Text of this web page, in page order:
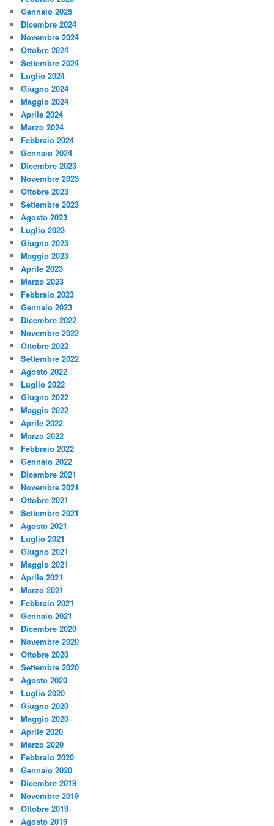
Gennaio 2025
Dicembre 2024
Novembre 2024
Ottobre 2024
Settembre 2024
Luglio 2024
Giugno 2024
Maggio 2024
Aprile 2024
Marzo 2024
Febbraio 2024
Gennaio 2024
Dicembre 2023
Novembre 2023
Ottobre 2023
Settembre 2023
Agosto 2023
Luglio 2023
Giugno 2023
Maggio 2023
Aprile 2023
Marzo 2023
Febbraio 2023
Gennaio 2023
Dicembre 2022
Novembre 2022
Ottobre 2022
Settembre 2022
Agosto 2022
Luglio 2022
Giugno 2022
Maggio 2022
Aprile 2022
Marzo 2022
Febbraio 2022
Gennaio 2022
Dicembre 2021
Novembre 2021
Ottobre 2021
Settembre 2021
Agosto 2021
Luglio 2021
Giugno 2021
Maggio 2021
Aprile 2021
Marzo 2021
Febbraio 2021
Gennaio 2021
Dicembre 2020
Novembre 2020
Ottobre 2020
Settembre 2020
Agosto 2020
Luglio 2020
Giugno 2020
Maggio 2020
Aprile 2020
Marzo 2020
Febbraio 2020
Gennaio 2020
Dicembre 2019
Novembre 2019
Ottobre 2019
Agosto 2019